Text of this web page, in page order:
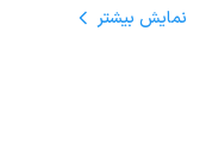
سایز دهانه پرس
نمایش بیشتر